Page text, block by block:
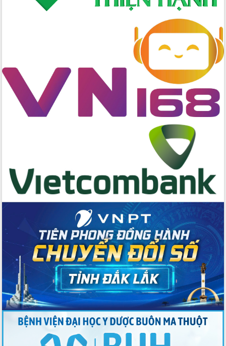
Đắk Lắk đẩy mạnh nuôi biển công
nghệ, hướng tới phát triển thủy sản
bền vững
Tập huấn nâng cao năng lực triển khai
chuyển đổi số cho cán bộ, công chức
Đẩy mạnh cải cách hành chính, quyết
tâm đạt được mục tiêu tăng trưởng
hai con số trong năm 2026
Tổ chức trang trọng Lễ hội Đền thờ
Lương Văn Chánh năm 2026
Phó Bí thư Tỉnh ủy Đắk Lắk Đỗ Hữu
Huy giữ chức Bí thư Đảng ủy Ủy Ban
Nhân dân tỉnh
Bệnh án điện tử thúc đẩy chuyển đổi
số y tế tại Đắk Lắk
Chuyển đổi số thư viện: Mở rộng
không gian tri thức trong thời đại số
Đánh giá, rút kinh nghiệm công tác tổ
chức diễn tập trước ngày bầu cử
Chương trình “Gặp gỡ hữu nghị –
Friendship Meeting New Year 2026”